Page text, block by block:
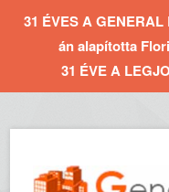
31 ÉVES A
án alapította
31 ÉVE A